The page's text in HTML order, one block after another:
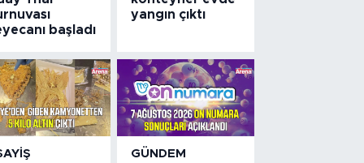
başladı
yangın çıktı
GÜNDEM